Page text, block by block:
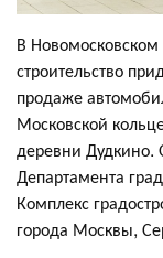
В
строительство
продаже
Московской
деревни Дудкино.
Департамента
Комплекс
города Москвы,